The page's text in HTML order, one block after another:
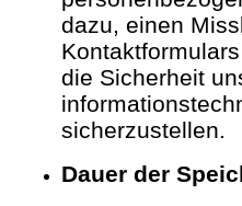
dazu, einen
die Sicherheit
sicherzustellen.
Dauer der